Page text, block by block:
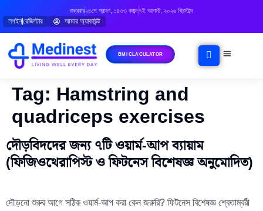
শুক্রবার২৩শে শ্রাবণ, ১৪৩৩ বঙ্গাব্দ৭ই আগস্ট, ২০২৬ খ্রিস্টাব্দ
লগইনরেজিস্টার আমার অ্যাকাউন্ট
BMI CLACULATOR
Tag: Hamstring and
quadriceps exercises
দৌড়বিদদের জন্য ৭টি ওয়ার্ম-আপ ব্যায়াম
(ফিজিওথেরাপিস্ট ও ফিটনেস বিশেষজ্ঞ অনুমোদিত)
দৌড়নো শুরুর আগে সঠিক ওয়ার্ম-আপ করা কেন জরুরি? ফিটনেস বিশেষজ্ঞ শ্বেতাম্বরী